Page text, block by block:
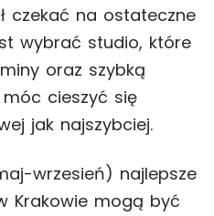
czekać na ostateczne
wybrać studio, które
oraz szybką
cieszyć się
jak najszybciej.
wrzesień) najlepsze
Krakowie mogą być